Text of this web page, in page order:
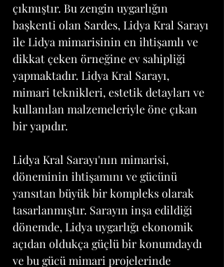
çıkmıştır. Bu zengin uygarlığın
başkenti olan Sardes, Lidya Kral Sarayı
ile Lidya mimarisinin en ihtişamlı ve
dikkat çeken örneğine ev sahipliği
yapmaktadır. Lidya Kral Sarayı,
mimari teknikleri, estetik detayları ve
kullanılan malzemeleriyle öne çıkan
bir yapıdır.
Lidya Kral Sarayı'nın mimarisi,
döneminin ihtişamını ve gücünü
yansıtan büyük bir kompleks olarak
tasarlanmıştır. Sarayın inşa edildiği
dönemde, Lidya uygarlığı ekonomik
açıdan oldukça güçlü bir konumdaydı
ve bu gücü mimari projelerinde